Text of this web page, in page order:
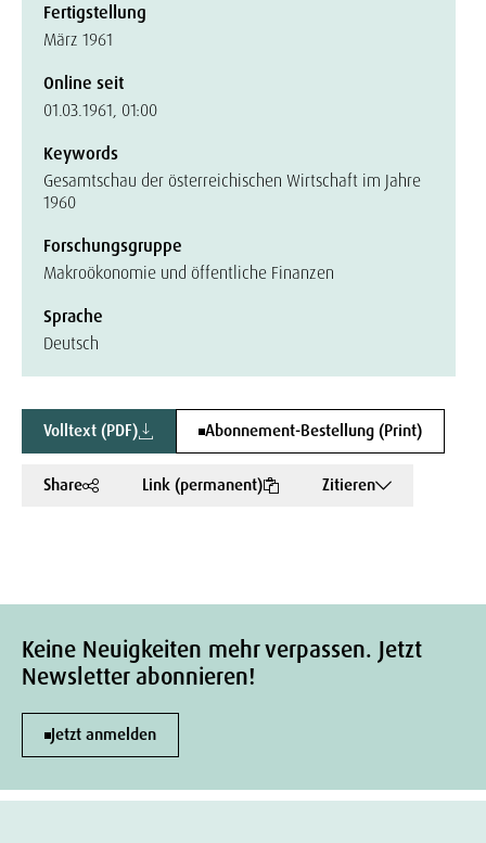
Fertigstellung
März 1961
Online seit
01.03.1961, 01:00
Keywords
Gesamtschau der österreichischen Wirtschaft im Jahre
1960
Forschungsgruppe
Makroökonomie und öffentliche Finanzen
Sprache
Deutsch
Volltext (PDF) Abonnement-Bestellung (Print)
Share Link (permanent) Zitieren
Keine Neuigkeiten mehr verpassen. Jetzt
Newsletter abonnieren!
Jetzt anmelden